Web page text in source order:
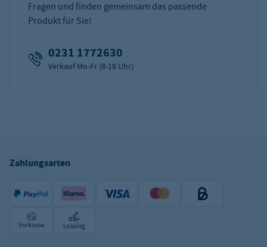
Fragen und finden gemeinsam das passende
Produkt für Sie!
0231 1772630
Verkauf Mo-Fr (8-18 Uhr)
Zahlungsarten